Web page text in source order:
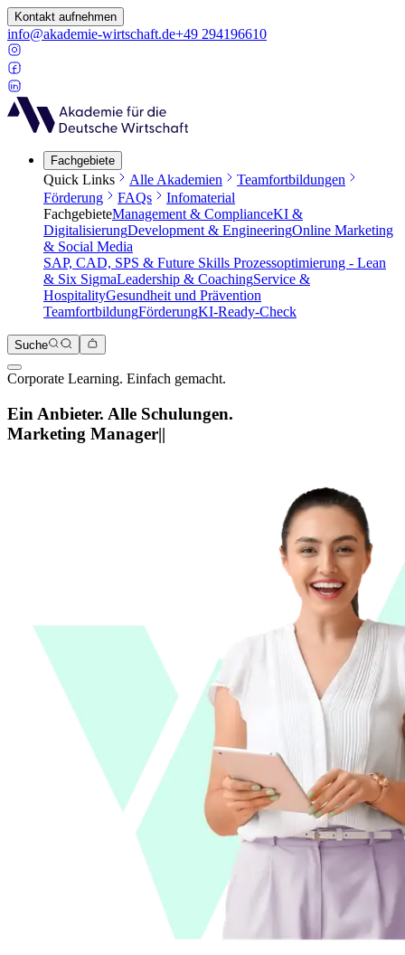
Kontakt aufnehmen
info@akademie-wirtschaft.de+49 294196610
Fachgebiete
Quick Links Alle Akademien
Teamfortbildungen
Förderung
FAQs
Infomaterial
FachgebieteManagement & ComplianceKI &
DigitalisierungDevelopment & EngineeringOnline Marketing
& Social Media
SAP, CAD, SPS & Future Skills Prozessoptimierung - Lean
& Six SigmaLeadership & CoachingService &
HospitalityGesundheit und Prävention
TeamfortbildungFörderungKI-Ready-Check
Suche
Corporate Learning. Einfach gemacht.
Ein Anbieter. Alle Schulungen.
Marketing Manager||